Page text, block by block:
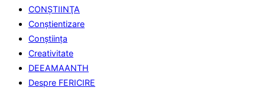
CONŞTIINŢA
Conştientizare
Conştiinţa
Creativitate
DEEAMAANTH
Despre FERICIRE